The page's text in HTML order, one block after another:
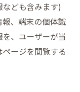
ども含みます)
、端末の個体識
、ユーザーが当
ージを閲覧する